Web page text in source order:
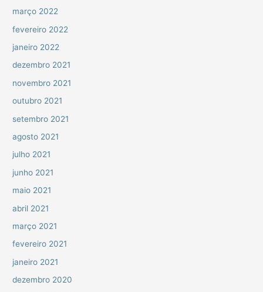
março 2022
fevereiro 2022
janeiro 2022
dezembro 2021
novembro 2021
outubro 2021
setembro 2021
agosto 2021
julho 2021
junho 2021
maio 2021
abril 2021
março 2021
fevereiro 2021
janeiro 2021
dezembro 2020